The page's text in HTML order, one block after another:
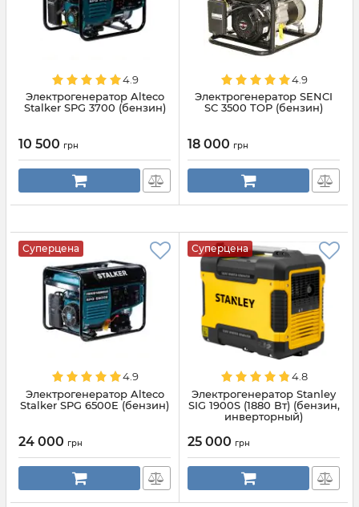
4.9
Электрогенератор Alteco
Stalker SPG 3700 (бензин)
10 500 грн
4.9
Электрогенератор SENCI
SC 3500 TOP (бензин)
18 000 грн
Суперцена
4.9
Электрогенератор Alteco
Stalker SPG 6500E (бензин)
24 000 грн
Суперцена
4.8
Электрогенератор Stanley
SIG 1900S (1880 Вт) (бензин,
инверторный)
25 000 грн